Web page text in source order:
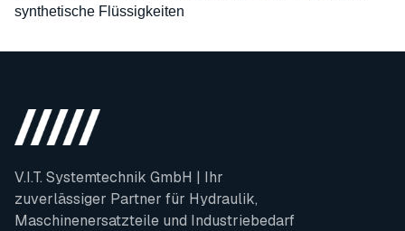
synthetische Flüssigkeiten
V.I.T. Systemtechnik GmbH | Ihr
zuverlässiger Partner für Hydraulik,
Maschinenersatzteile und Industriebedarf